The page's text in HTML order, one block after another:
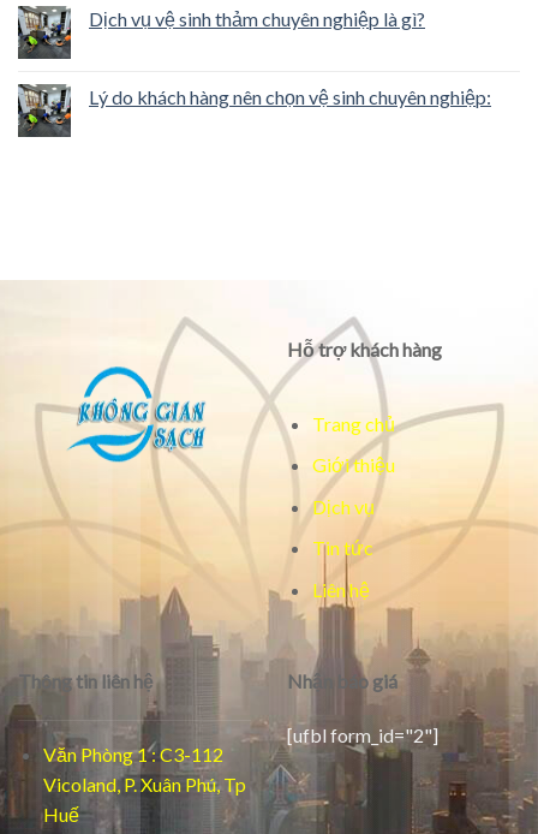
Dịch vụ vệ sinh thảm chuyên nghiệp là gì?
Lý do khách hàng nên chọn vệ sinh chuyên nghiệp:
Hỗ trợ khách hàng
Trang chủ
Giới thiệu
Dịch vụ
Tin tức
Liên hệ
Thông tin liên hệ
Văn Phòng 1 : C3-112
Vicoland, P. Xuân Phú, Tp
Huế
Nhận báo giá
[ufbl form_id="2"]